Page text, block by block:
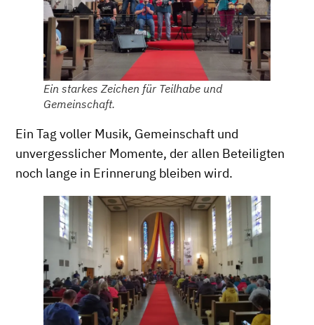
Ein starkes Zeichen für Teilhabe und
Gemeinschaft.
Ein Tag voller Musik, Gemeinschaft und
unvergesslicher Momente, der allen Beteiligten
noch lange in Erinnerung bleiben wird.